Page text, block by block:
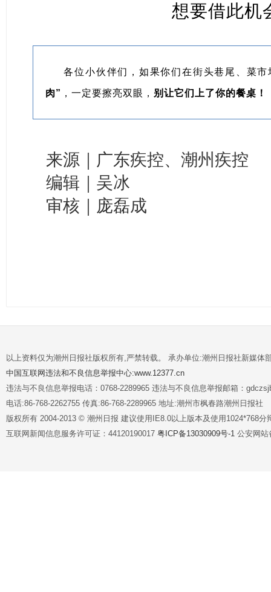
想要借此机
各位小伙伴们，如果你们在街头巷尾、菜
肉” ，一定要擦亮双眼，别让它们上了你的餐桌！
来源｜广东疾控、潮州疾控
编辑｜吴冰
审核｜庞磊成
以上资料仅为潮州日报社版权所有,严禁转载。 承办单位:潮州日报社新媒体
中国互联网违法和不良信息举报中心:www.12377.cn
违法与不良信息举报电话：0768-2289965 违法与不良信息举报邮箱：
电话:86-768-2262755 传真:86-768-2289965 地址:潮州市枫春路潮州日报社
版权所有 2004-2013 © 潮州日报 建议使用IE8.0以上版本及使用1024*768分
互联网新闻信息服务许可证：44120190017 粤ICP备13030909号-1 公安网站